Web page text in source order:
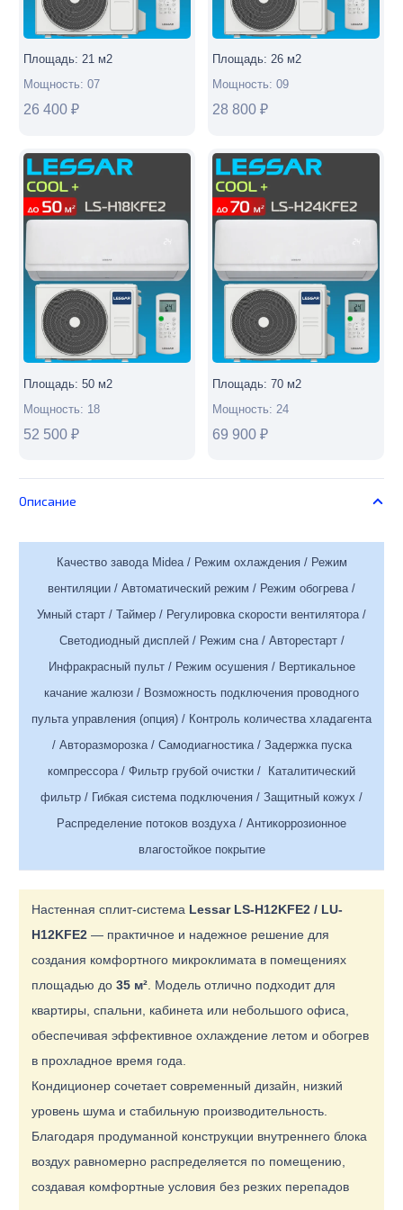
м²)
Площадь: 21 м2
Мощность: 07
26 400 ₽
Площадь: 26 м2
Мощность: 09
28 800 ₽
Площадь: 50 м2
Мощность: 18
52 500 ₽
Площадь: 70 м2
Мощность: 24
69 900 ₽
Описание
Качество завода Midea / Режим охлаждения / Режим
вентиляции / Автоматический режим / Режим обогрева /
Умный старт / Таймер / Регулировка скорости вентилятора /
Светодиодный дисплей / Режим сна / Авторестарт /
Инфракрасный пульт / Режим осушения / Вертикальное
качание жалюзи / Возможность подключения проводного
пульта управления (опция) / Контроль количества хладагента
/ Авторазморозка / Самодиагностика / Задержка пуска
компрессора / Фильтр грубой очистки / Каталитический
фильтр / Гибкая система подключения / Защитный кожух /
Распределение потоков воздуха / Антикоррозионное
влагостойкое покрытие
Настенная сплит-система Lessar LS-H12KFE2 / LU-
H12KFE2 — практичное и надежное решение для
создания комфортного микроклимата в помещениях
площадью до 35 м². Модель отлично подходит для
квартиры, спальни, кабинета или небольшого офиса,
обеспечивая эффективное охлаждение летом и обогрев
в прохладное время года.
Кондиционер сочетает современный дизайн, низкий
уровень шума и стабильную производительность.
Благодаря продуманной конструкции внутреннего блока
воздух равномерно распределяется по помещению,
создавая комфортные условия без резких перепадов